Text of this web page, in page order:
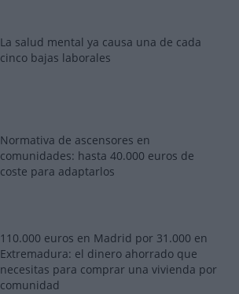
La salud mental ya causa una de cada
cinco bajas laborales
Normativa de ascensores en
comunidades: hasta 40.000 euros de
coste para adaptarlos
110.000 euros en Madrid por 31.000 en
Extremadura: el dinero ahorrado que
necesitas para comprar una vivienda por
comunidad